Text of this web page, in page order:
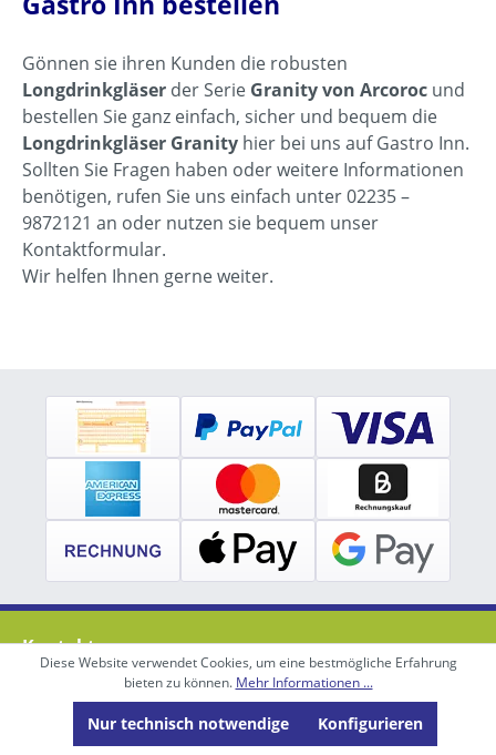
Gönnen sie ihren Kunden die robusten
Longdrinkgläser der Serie Granity von Arcoroc und
bestellen Sie ganz einfach, sicher und bequem die
Longdrinkgläser Granity hier bei uns auf Gastro Inn.
Sollten Sie Fragen haben oder weitere Informationen
benötigen, rufen Sie uns einfach unter 02235 –
9872121 an oder nutzen sie bequem unser
Kontaktformular.
Wir helfen Ihnen gerne weiter.
Kontakt
Beratung/Service
Diese Website verwendet Cookies, um eine bestmögliche Erfahrung
bieten zu können. Mehr Informationen ...
Nur technisch notwendige Konfigurieren